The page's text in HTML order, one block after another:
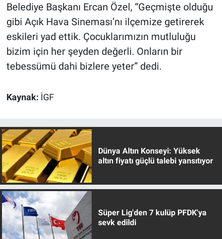
Belediye Başkanı Ercan Özel, “Geçmişte olduğu
gibi Açık Hava Sineması’nı ilçemize getirerek
eskileri yad ettik. Çocuklarımızın mutluluğu
bizim için her şeyden değerli. Onların bir
tebessümü dahi bizlere yeter” dedi.
Kaynak: İGF
Dünya Altın Konseyi: Yüksek
altın fiyatı güçlü talebi yansıtıyor
Süper Lig'den 7 kulüp PFDK'ya
sevk edildi